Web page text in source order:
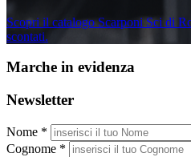
Scopri il catalogo Scarponi Sci di
scontati.
Marche in evidenza
Newsletter
Nome *
Cognome *